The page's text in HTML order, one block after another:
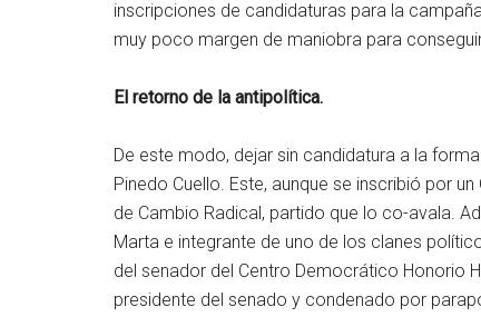
inscripciones de candidaturas para la
muy poco margen de maniobra para
El retorno de la antipolítica.
De este modo, dejar sin candidatura a la
Pinedo Cuello. Este, aunque se inscribió por
de Cambio Radical, partido que lo co-avala.
Marta e integrante de uno de los clanes
del senador del Centro Democrático Honorio
presidente del senado y condenado por